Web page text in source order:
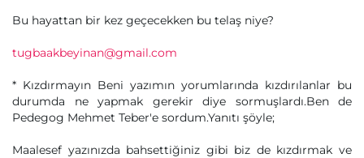
Bu hayattan bir kez geçecekken bu telaş niye?
tugbaakbeyinan@gmail.com
* Kızdırmayın Beni yazımın yorumlarında kızdırılanlar bu
durumda ne yapmak gerekir diye sormuşlardı.Ben de
Pedegog Mehmet Teber'e sordum.Yanıtı şöyle;
Maalesef yazınızda bahsettiğiniz gibi biz de kızdırmak ve